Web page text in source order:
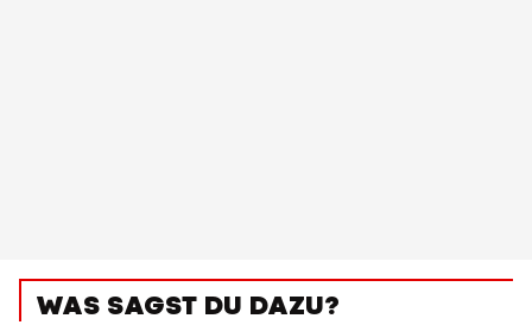
WAS SAGST DU DAZU?